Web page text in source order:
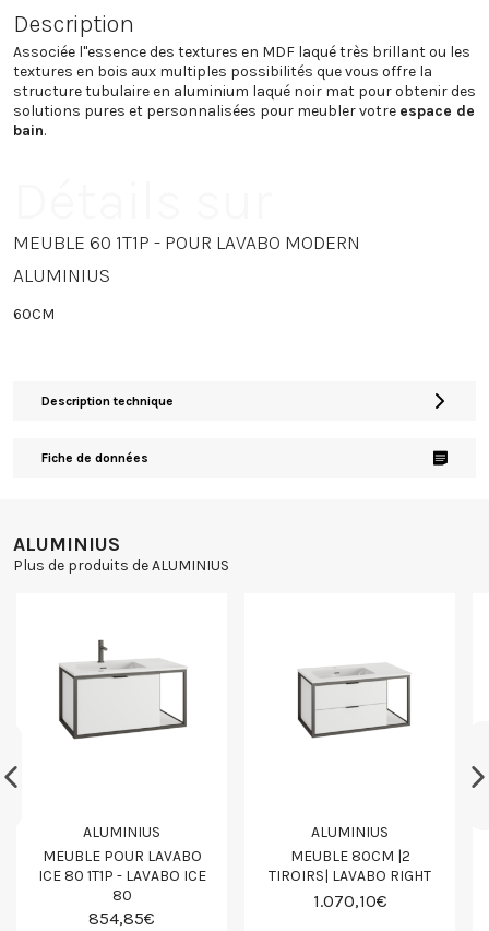
Description
Associée l"essence des textures en MDF laqué très brillant ou les
textures en bois aux multiples possibilités que vous offre la
structure tubulaire en aluminium laqué noir mat pour obtenir des
solutions pures et personnalisées pour meubler votre espace de
bain.
MEUBLE 60 1T1P - POUR LAVABO MODERN
ALUMINIUS
60CM
Description technique
Fiche de données
ALUMINIUS
Plus de produits de ALUMINIUS
ALUMINIUS
MEUBLE POUR LAVABO
ICE 80 1T1P - LAVABO ICE
80
854,85€
ALUMINIUS
MEUBLE 80CM |2
TIROIRS| LAVABO RIGHT
1.070,10€